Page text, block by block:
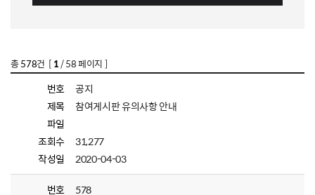
총578건 [ 1/ 58 페이지 ]
번호
공지
제목
참여게시판 유의사항 안내
파일
조회수
31,277
작성일
2020-04-03
번호
578